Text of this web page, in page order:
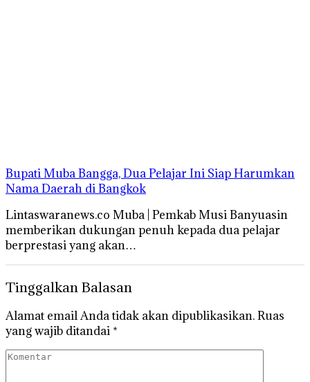
Bupati Muba Bangga, Dua Pelajar Ini Siap Harumkan
Nama Daerah di Bangkok
Lintaswaranews.co Muba | Pemkab Musi Banyuasin
memberikan dukungan penuh kepada dua pelajar
berprestasi yang akan…
Tinggalkan Balasan
Alamat email Anda tidak akan dipublikasikan.Ruas
yang wajib ditandai *